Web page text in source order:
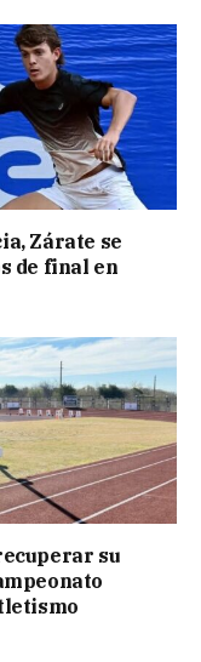
Zárate se
de final en
su